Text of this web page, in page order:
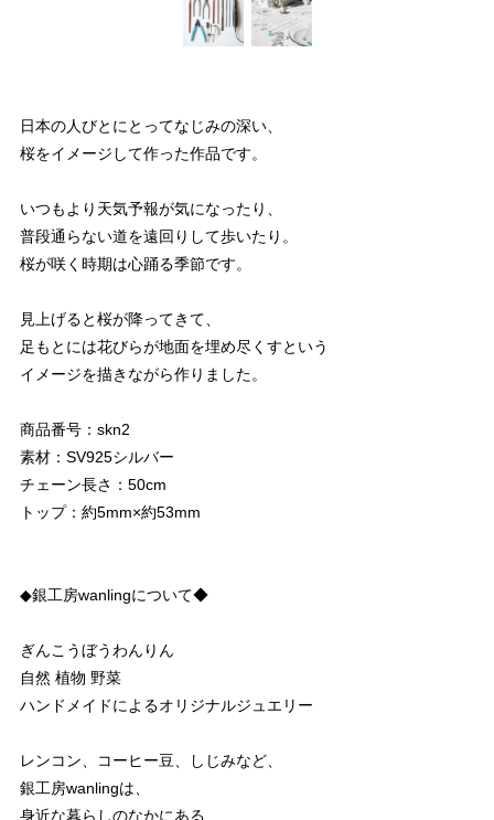
日本の人びとにとってなじみの深い、
桜をイメージして作った作品です。
いつもより天気予報が気になったり、
普段通らない道を遠回りして歩いたり。
桜が咲く時期は心踊る季節です。
見上げると桜が降ってきて、
足もとには花びらが地面を埋め尽くすという
イメージを描きながら作りました。
商品番号：skn2
素材：SV925シルバー
チェーン長さ：50cm
トップ：約5mm×約53mm
◆銀工房wanlingについて◆
ぎんこうぼうわんりん
自然 植物 野菜
ハンドメイドによるオリジナルジュエリー
レンコン、コーヒー豆、しじみなど、
銀工房wanlingは、
身近な暮らしのなかにある